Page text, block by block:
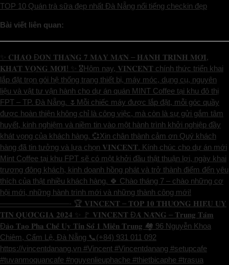
TOP 10 Quán trà sữa đẹp nhất Đà Nẵng nổi tiếng checkin đẹp
Bài viết liên quan:
✨ 𝐂𝐇𝐀̀𝐎 Đ𝐎́𝐍 𝐓𝐇𝐀́𝐍𝐆 𝟕 𝐌𝐀𝐘 𝐌𝐀̆́𝐍 – 𝐇𝐀̀𝐍𝐇 𝐓𝐑𝐈̀𝐍𝐇 𝐌𝐎̛́𝐈,
𝐊𝐇𝐀́𝐓 𝐕𝐎̣𝐍𝐆 𝐌𝐎̛́𝐈! ✨ 🎖️Hôm nay, 𝐕𝐈𝐍𝐂𝐄𝐍𝐓 chính thức triển khai
lắp đặt trọn gói hệ thống trang thiết bị, máy móc, dụng cụ, nguyên
liệu và vật tư vận hành cho dự án quán MINT Coffee tại khu đô thị
FPT – TP. Đà Nẵng. 🌷Mỗi chiếc máy được lắp đặt, mỗi góc quầy
được hoàn thiện không chỉ là công việc, mà còn là sự gửi gắm tâm
huyết, kinh nghiệm và niềm tin vào một hành trình khởi nghiệp đầy
khát vọng của khách hàng. 💞Xin chân thành cảm ơn Quý khách
hàng đã tin tưởng và lựa chọn 𝐕𝐈𝐍𝐂𝐄𝐍𝐓. Kính chúc cho dự án mới
Mint Coffee tại khu FPT sẽ có một khởi đầu thật thuận lợi, ngày khai
trương đông khách, kinh doanh hồng phát và trở thành điểm đến yêu
thích của thật nhiều khách hàng. 🍀 Chào tháng 7 – chào những cơ
hội mới, những hành trình mới và những thành công mới!
—————————- 🏆 𝐕𝐈𝐍𝐂𝐄𝐍𝐓 – 𝐓𝐎𝐏 𝟏𝟎 𝐓𝐇𝐔̛𝐎̛𝐍𝐆 𝐇𝐈𝐄̣̂𝐔 𝐔𝐘
𝐓𝐈́𝐍 𝐐𝐔𝐎̂́𝐂𝐆𝐈𝐀 𝟐𝟎𝟐𝟒 ✨ 🚩 𝐕𝐈𝐍𝐂𝐄𝐍𝐓 Đ𝐀̀ 𝐍𝐀̆̃𝐍𝐆 – 𝐓𝐫𝐮𝐧𝐠 𝐓𝐚̂𝐦
Đ𝐚̀𝐨 𝐓𝐚̣𝐨 𝐏𝐡𝐚 𝐂𝐡𝐞̂́ 𝐔𝐲 𝐓𝐢́𝐧 𝐒𝐨̂́ 𝟏 𝐌𝐢𝐞̂̀𝐧 𝐓𝐫𝐮𝐧𝐠 🏘️ 96 Nguyễn Khoa
Chiêm, Cẩm Lệ, Đà Nẵng 📞(+84) 931 011 092
https://vincentdanang.vn #Vincent #Vincentdanang #setupcafe
#tuvanmoquancafe #nguyenlieuphache #thietbicaphe #trasua